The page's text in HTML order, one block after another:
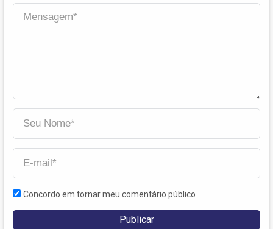
Concordo em tornar meu comentário público